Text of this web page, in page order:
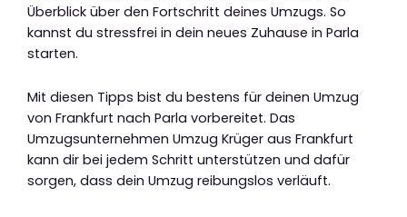
Überblick über den Fortschritt deines Umzugs. So
kannst du stressfrei in dein neues Zuhause in Parla
starten.
Mit diesen Tipps bist du bestens für deinen Umzug
von Frankfurt nach Parla vorbereitet. Das
Umzugsunternehmen Umzug Krüger aus Frankfurt
kann dir bei jedem Schritt unterstützen und dafür
sorgen, dass dein Umzug reibungslos verläuft.